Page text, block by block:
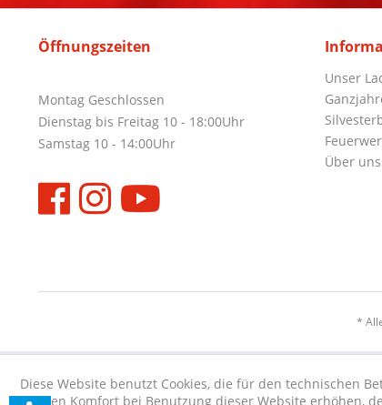
Öffnungszeiten
Montag Geschlossen
Dienstag bis Freitag 10 - 18:00Uhr
Samstag 10 - 14:00Uhr
Unser
Über uns
*
Diese Website benutzt Cookies, die für den technischen
die den Komfort bei Benutzung dieser Website erhöhen,